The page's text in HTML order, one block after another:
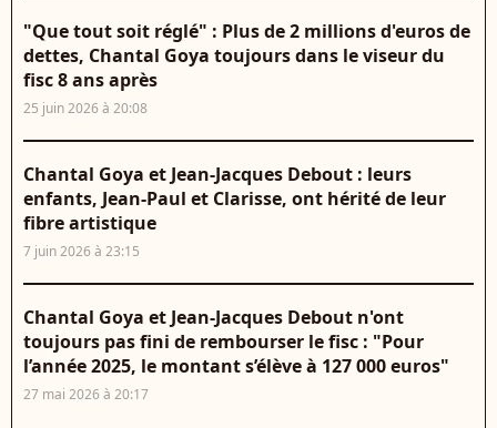
"Que tout soit réglé" : Plus de 2 millions d'euros de
dettes, Chantal Goya toujours dans le viseur du
fisc 8 ans après
25 juin 2026 à 20:08
Chantal Goya et Jean-Jacques Debout : leurs
enfants, Jean-Paul et Clarisse, ont hérité de leur
fibre artistique
7 juin 2026 à 23:15
Chantal Goya et Jean-Jacques Debout n'ont
toujours pas fini de rembourser le fisc : "Pour
l’année 2025, le montant s’élève à 127 000 euros"
27 mai 2026 à 20:17